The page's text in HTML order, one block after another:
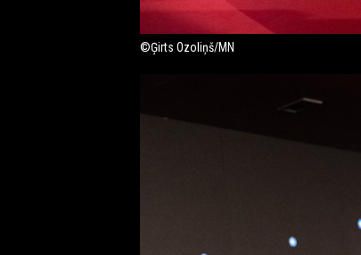
©Ģirts Ozoliņš/MN